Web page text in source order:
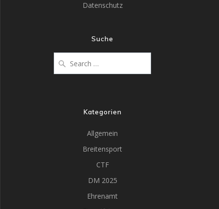
Datenschutz
Suche
Kategorien
Allgemein
Breitensport
CTF
DM 2025
Ehrenamt